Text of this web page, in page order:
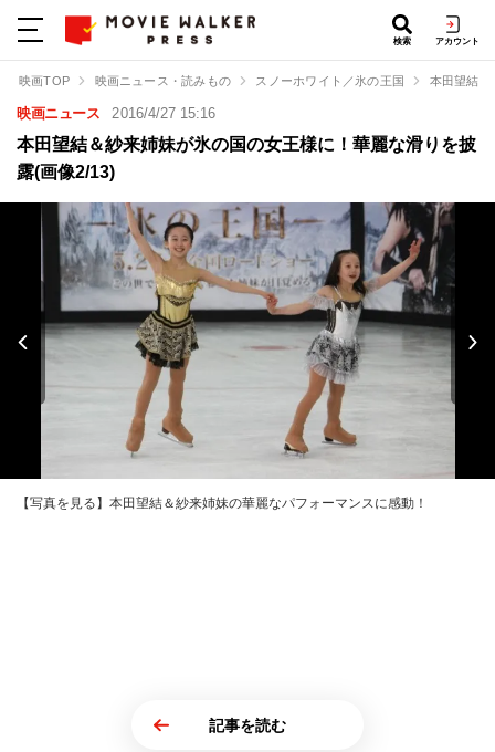
検索 アカウント
映画TOP 映画ニュース・読みもの スノーホワイト／氷の王国 本田望結＆
映画ニュース 2016/4/27 15:16
本田望結＆紗来姉妹が氷の国の女王様に！華麗な滑りを披
露(画像2/13)
【写真を見る】本田望結＆紗来姉妹の華麗なパフォーマンスに感動！
記事を読む